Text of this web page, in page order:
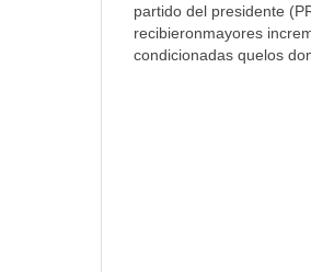
partido del presidente
recibieronmayores
condicionadas quelos